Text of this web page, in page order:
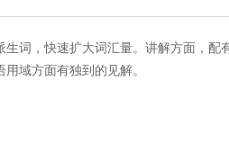
词，快速扩大词汇量。讲解方面，
域方面有独到的见解。